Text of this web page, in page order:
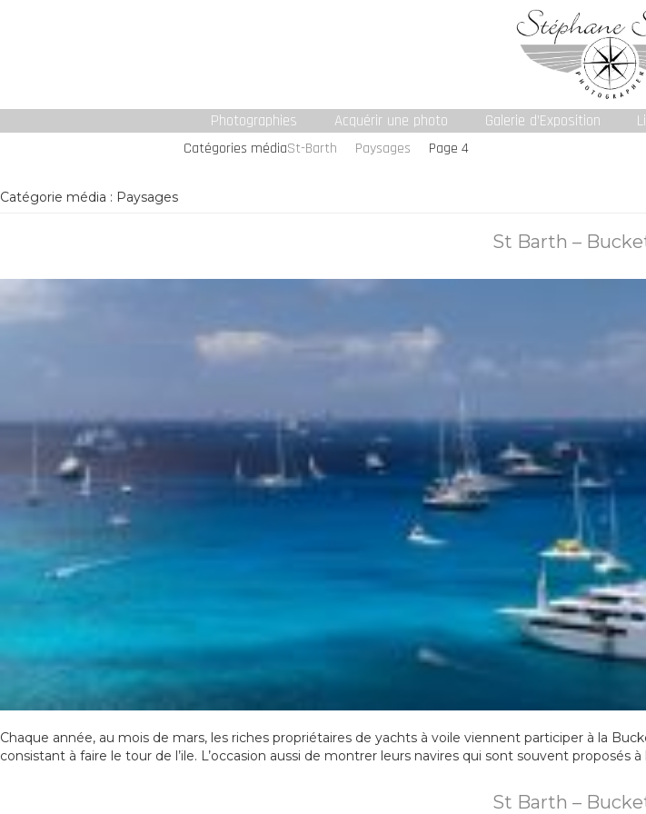
Photographies Acquérir une photo Galerie d’Exposition
Catégories médiaSt-Barth Paysages Page 4
Catégorie média : Paysages
St Barth –
Chaque année, au mois de mars, les riches propriétaires de yachts à voile viennent participer à la
consistant à faire le tour de l’ile. L’occasion aussi de montrer leurs navires qui sont souvent proposés à
St Barth –